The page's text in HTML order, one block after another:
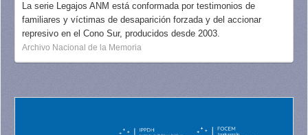
La serie Legajos ANM está conformada por testimonios de
familiares y víctimas de desaparición forzada y del accionar
represivo en el Cono Sur, producidos desde 2003.
Archivo Nacional de la Memoria